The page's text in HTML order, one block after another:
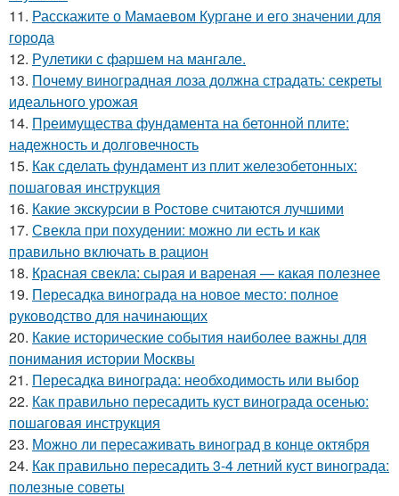
11. Расскажите о Мамаевом Кургане и его значении для
города
12. Рулетики с фаршем на мангале.
13. Почему виноградная лоза должна страдать: секреты
идеального урожая
14. Преимущества фундамента на бетонной плите:
надежность и долговечность
15. Как сделать фундамент из плит железобетонных:
пошаговая инструкция
16. Какие экскурсии в Ростове считаются лучшими
17. Свекла при похудении: можно ли есть и как
правильно включать в рацион
18. Красная свекла: сырая и вареная — какая полезнее
19. Пересадка винограда на новое место: полное
руководство для начинающих
20. Какие исторические события наиболее важны для
понимания истории Москвы
21. Пересадка винограда: необходимость или выбор
22. Как правильно пересадить куст винограда осенью:
пошаговая инструкция
23. Можно ли пересаживать виноград в конце октября
24. Как правильно пересадить 3-4 летний куст винограда:
полезные советы